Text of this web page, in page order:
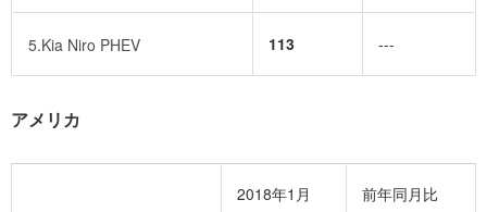
5.Kia Niro PHEV 113 ---
アメリカ
2018年1月 前年同月比